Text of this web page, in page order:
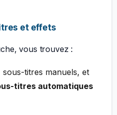
et effets
vous trouvez :
titres manuels, et
titres automatiques